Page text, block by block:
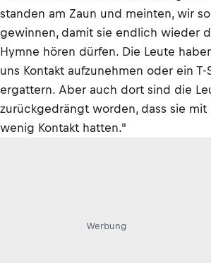
standen am Zaun und meinten, wir
gewinnen, damit sie endlich wieder
Hymne hören dürfen. Die Leute
uns Kontakt aufzunehmen oder ein T-
ergattern. Aber auch dort sind die
zurückgedrängt worden, dass sie
wenig Kontakt hatten."
Werbung